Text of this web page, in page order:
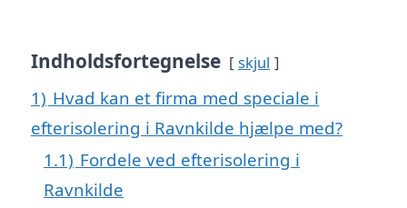
Indholdsfortegnelse skjul
1) Hvad kan et firma med speciale i
efterisolering i Ravnkilde hjælpe med?
1.1) Fordele ved efterisolering i
Ravnkilde